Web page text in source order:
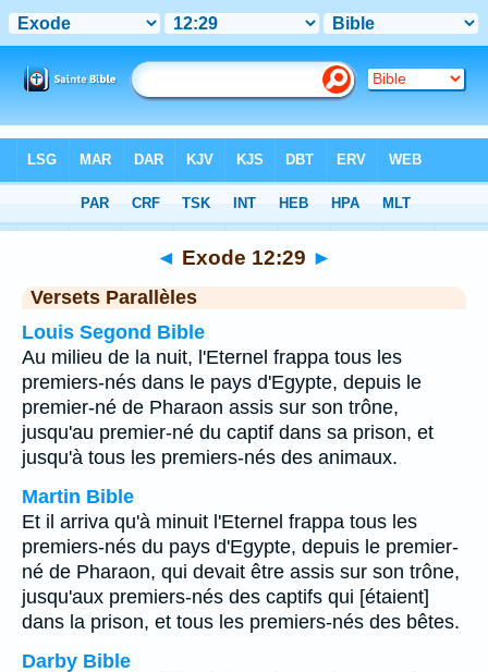
Chapitre 12> Verset 29
◄ Exode 12:29 ►
Versets Parallèles
Louis Segond Bible
Au milieu de la nuit, l'Eternel frappa tous les
premiers-nés dans le pays d'Egypte, depuis le
premier-né de Pharaon assis sur son trône,
jusqu'au premier-né du captif dans sa prison, et
jusqu'à tous les premiers-nés des animaux.
Martin Bible
Et il arriva qu'à minuit l'Eternel frappa tous les
premiers-nés du pays d'Egypte, depuis le premier-
né de Pharaon, qui devait être assis sur son trône,
jusqu'aux premiers-nés des captifs qui [étaient]
dans la prison, et tous les premiers-nés des bêtes.
Darby Bible